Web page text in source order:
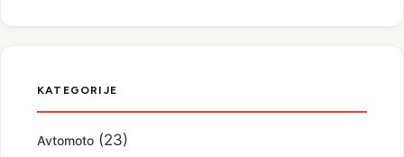
KATEGORIJE
Avtomoto (23)